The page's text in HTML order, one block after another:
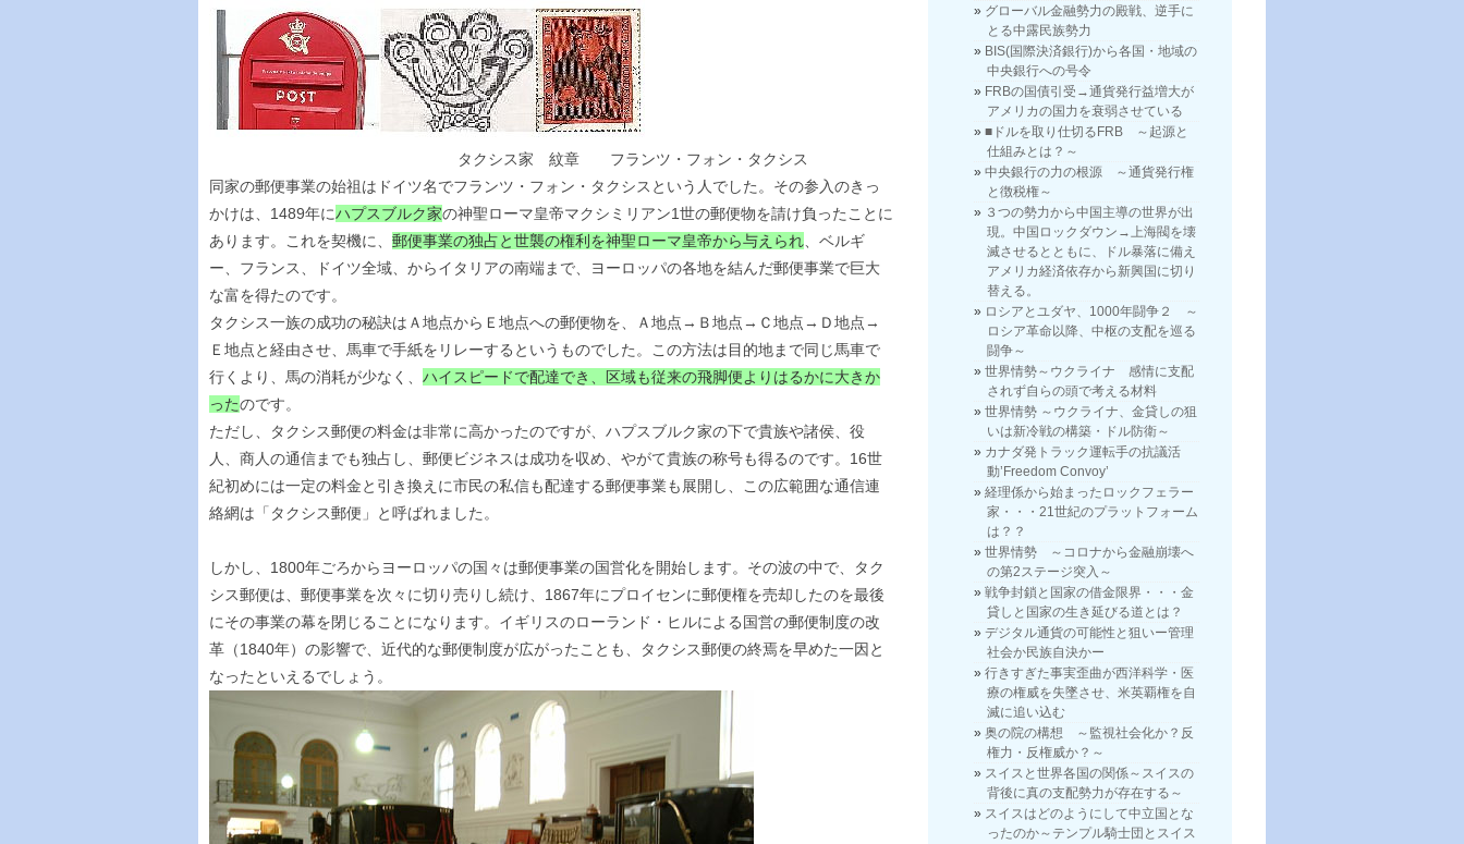
タクシス家 紋章 フランツ・フォン・タクシス
同家の郵便事業の始祖はドイツ名でフランツ・フォン・タクシスという人でした。その参入のきっ
かけは、1489年にハプスブルク家の神聖ローマ皇帝マクシミリアン1世の郵便物を請け負ったことに
あります。これを契機に、 郵便事業の独占と世襲の権利を神聖ローマ皇帝から与えられ、ベルギ
ー、フランス、ドイツ全域、からイタリアの南端まで、ヨーロッパの各地を結んだ郵便事業で巨大
な富を得たのです。
タクシス一族の成功の秘訣はＡ地点からＥ地点への郵便物を、Ａ地点→Ｂ地点→Ｃ地点→Ｄ地点→
Ｅ地点と経由させ、馬車で手紙をリレーするというものでした。この方法は目的地まで同じ馬車で
行くより、馬の消耗が少なく、 ハイスピードで配達でき、区域も従来の飛脚便よりはるかに大きか
ったのです。
ただし、タクシス郵便の料金は非常に高かったのですが、ハプスブルク家の下で貴族や諸侯、役
人、商人の通信までも独占し、郵便ビジネスは成功を収め、やがて貴族の称号も得るのです。16世
紀初めには一定の料金と引き換えに市民の私信も配達する郵便事業も展開し、この広範囲な通信連
絡網は「タクシス郵便」と呼ばれました。
しかし、1800年ごろからヨーロッパの国々は郵便事業の国営化を開始します。その波の中で、タク
シス郵便は、郵便事業を次々に切り売りし続け、1867年にプロイセンに郵便権を売却したのを最後
にその事業の幕を閉じることになります。イギリスのローランド・ヒルによる国営の郵便制度の改
革（1840年）の影響で、近代的な郵便制度が広がったことも、タクシス郵便の終焉を早めた一因と
なったといえるでしょう。
グローバル金融勢力の殿戦、逆手に
とる中露民族勢力
BIS(国際決済銀行)から各国・地域の
中央銀行への号令
FRBの国債引受→通貨発行益増大が
アメリカの国力を衰弱させている
■ドルを取り仕切るFRB ～起源と
仕組みとは？～
中央銀行の力の根源 ～通貨発行権
と徴税権～
３つの勢力から中国主導の世界が出
現。中国ロックダウン→上海閥を壊
滅させるとともに、ドル暴落に備え
アメリカ経済依存から新興国に切り
替える。
ロシアとユダヤ、1000年闘争２ ～
ロシア革命以降、中枢の支配を巡る
闘争～
世界情勢～ウクライナ 感情に支配
されず自らの頭で考える材料
世界情勢 ～ウクライナ、金貸しの狙
いは新冷戦の構築・ドル防衛～
カナダ発トラック運転手の抗議活
動’Freedom Convoy’
経理係から始まったロックフェラー
家・・・21世紀のプラットフォーム
は？？
世界情勢 ～コロナから金融崩壊へ
の第2ステージ突入～
戦争封鎖と国家の借金限界・・・金
貸しと国家の生き延びる道とは？
デジタル通貨の可能性と狙いー管理
社会か民族自決かー
行きすぎた事実歪曲が西洋科学・医
療の権威を失墜させ、米英覇権を自
滅に追い込む
奥の院の構想 ～監視社会化か？反
権力・反権威か？～
スイスと世界各国の関係～スイスの
背後に真の支配勢力が存在する～
スイスはどのようにして中立国とな
ったのか～テンプル騎士団とスイス